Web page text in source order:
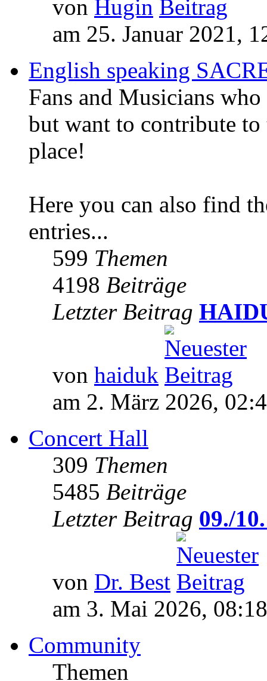
von Hugin
am 25. Januar 2021,
English speaking
Fans and Musicians
but want to contribute to
place!
Here you can also find
entries...
599 Themen
4198 Beiträge
Letzter Beitrag
von haiduk
am 2. März 2026,
Concert Hall
309 Themen
5485 Beiträge
Letzter Beitrag 09./
von Dr. Best
am 3. Mai 2026, 08:18
Community
Themen